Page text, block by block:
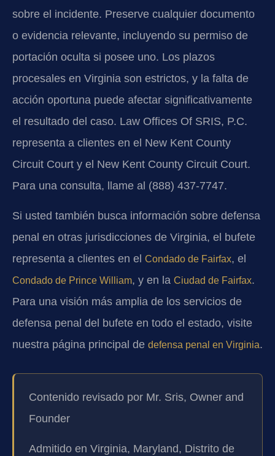
sobre el incidente. Preserve cualquier documento
o evidencia relevante, incluyendo su permiso de
portación oculta si posee uno. Los plazos
procesales en Virginia son estrictos, y la falta de
acción oportuna puede afectar significativamente
el resultado del caso. Law Offices Of SRIS, P.C.
representa a clientes en el New Kent County
Circuit Court y el New Kent County Circuit Court.
Para una consulta, llame al (888) 437-7747.
Si usted también busca información sobre defensa
penal en otras jurisdicciones de Virginia, el bufete
representa a clientes en el Condado de Fairfax, el
Condado de Prince William, y en la Ciudad de Fairfax.
Para una visión más amplia de los servicios de
defensa penal del bufete en todo el estado, visite
nuestra página principal de defensa penal en Virginia.
Contenido revisado por Mr. Sris, Owner and
Founder
Admitido en Virginia, Maryland, Distrito de